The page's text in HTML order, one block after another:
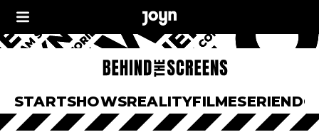
STARTSHOWSREALITYFILMESERIEN